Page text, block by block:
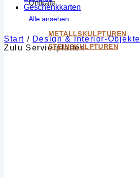
Unikate
Alle ansehen
METALLSKULPTUREN
STEINSKULPTUREN
Geschenkkarten
Start / Design & Interior-Objekte
Zulu Servierplatten